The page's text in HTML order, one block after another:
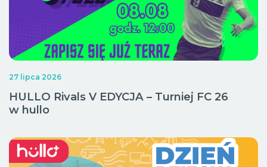
27 lipca 2026
HULLO Rivals V EDYCJA – Turniej FC 26
w hullo